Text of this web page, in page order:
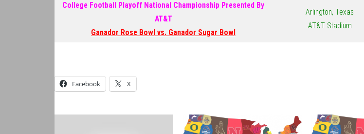
College Football Playoff National Championship Presented By
AT&T
Ganador Rose Bowl vs. Ganador Sugar Bowl
Arlington, Texas
AT&T Stadium
Facebook X